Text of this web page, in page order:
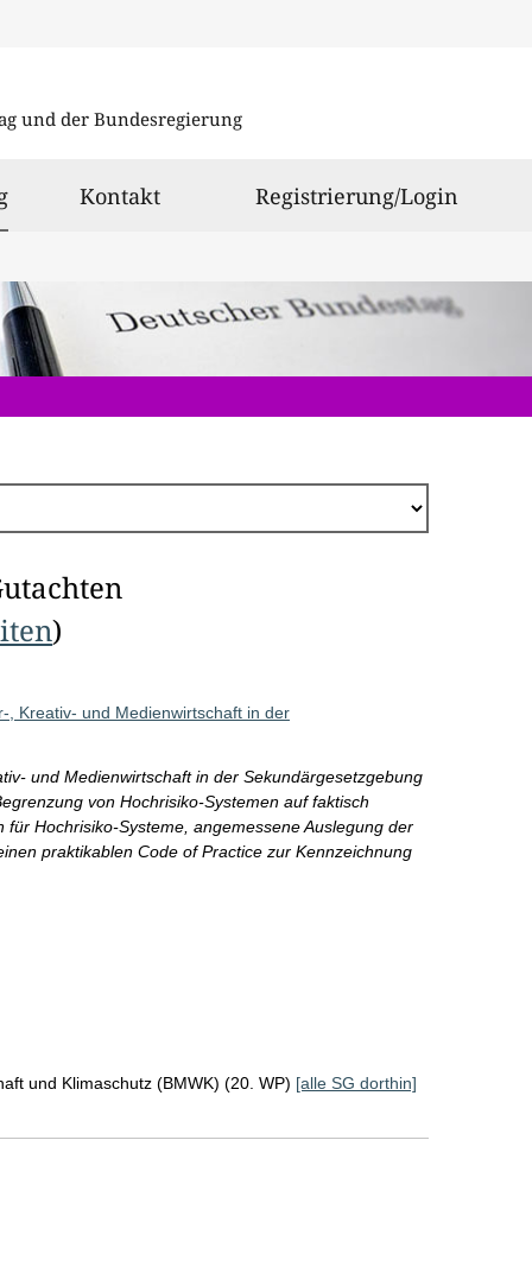
und der Bundesregierung
ausgewählt
Kontakt Registrierung/Login
)
, Kreativ- und Medienwirtschaft in der
und Medienwirtschaft in der Sekundärgesetzgebung
von Hochrisiko-Systemen auf faktisch
Hochrisiko-Systeme, angemessene Auslegung der
praktikablen Code of Practice zur Kennzeichnung
und Klimaschutz (BMWK) (20. WP) [alle SG dorthin]